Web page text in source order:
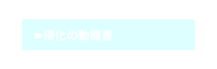
➽帰化の動機書